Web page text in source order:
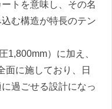
トを意味し、その名
む構造が特長のテン
1,800mm）に加え、
面に施しており、日
過ごせる設計になっ